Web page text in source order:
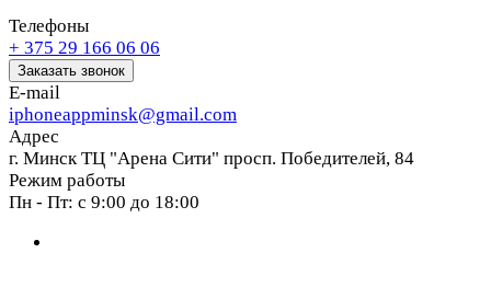
Телефоны
+ 375 29 166 06 06
Заказать звонок
E-mail
iphoneappminsk@gmail.com
Адрес
г. Минск ТЦ "Арена Сити" просп. Победителей, 84
Режим работы
Пн - Пт: с 9:00 до 18:00